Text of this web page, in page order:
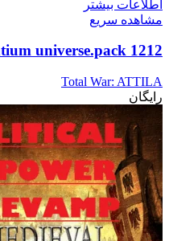
اطلاعات بیشتر
مشاهده سریع
1212 byzantium universe.pack
Total War: ATTILA
رایگان